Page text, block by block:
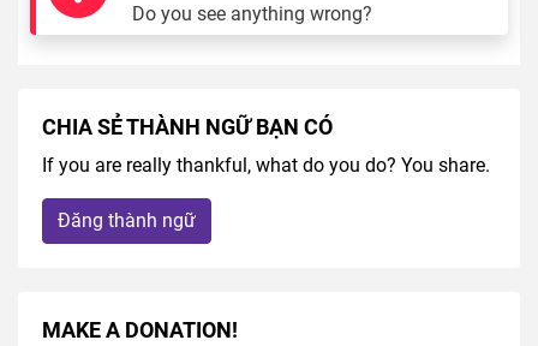
Do you see anything wrong?
CHIA SẺ THÀNH NGỮ BẠN CÓ
If you are really thankful, what do you do? You share.
Đăng thành ngữ
MAKE A DONATION!